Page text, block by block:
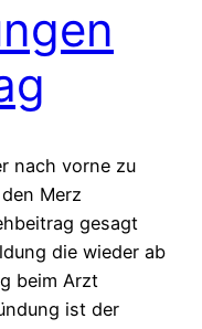
nach vorne zu
Merz
gesagt
die wieder ab
beim Arzt
ist der